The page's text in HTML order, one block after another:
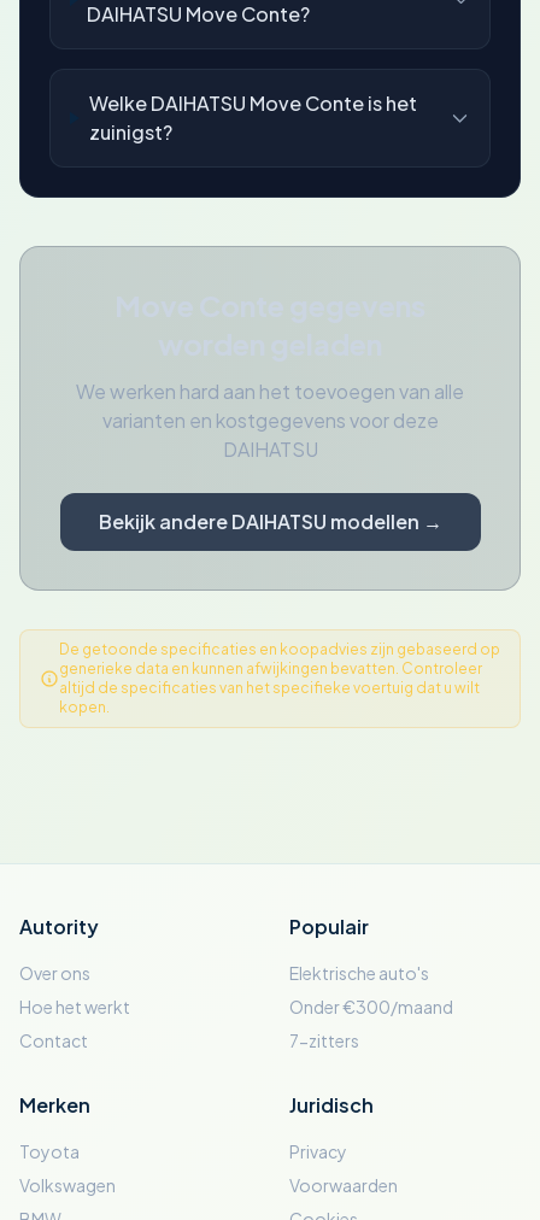
DAIHATSU Move Conte?
Welke DAIHATSU Move Conte is het
zuinigst?
We werken hard aan het toevoegen van alle
varianten en kostgegevens voor deze
DAIHATSU
Bekijk andere DAIHATSU modellen →
De getoonde specificaties en koopadvies zijn gebaseerd op
generieke data en kunnen afwijkingen bevatten. Controleer
altijd de specificaties van het specifieke voertuig dat u wilt
kopen.
Autority
Over ons
Hoe het werkt
Contact
Populair
Elektrische auto's
Onder €300/maand
7-zitters
Merken
Toyota
Volkswagen
Juridisch
Privacy
Voorwaarden